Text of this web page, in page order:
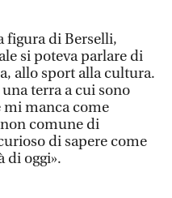
figura di Berselli,
si poteva parlare di
allo sport alla cultura.
terra a cui sono
mi manca come
comune di
di sapere come
di oggi».